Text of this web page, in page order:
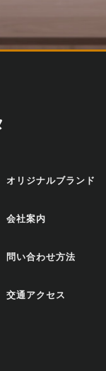
オリジナルブランド
会社案内
問い合わせ方法
交通アクセス